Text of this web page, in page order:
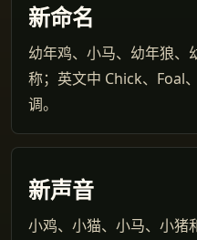
新命名
幼年鸡、小马、幼年狼、
称；英文中 Chick、Foal
调。
新声音
小鸡、小猫、小马、小猪